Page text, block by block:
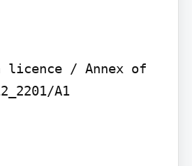
licence / Annex of
A1